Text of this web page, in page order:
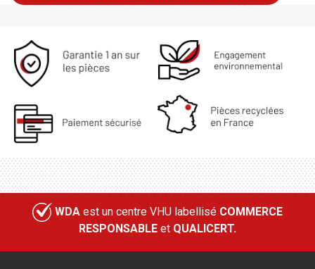
WDA est un centre VHU labellisé COMMERCE
RESPONSABLE et QUALICERT.